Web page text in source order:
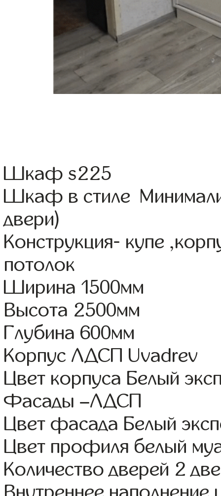
Шкаф s225
Шкаф в стиле
двери)
Конструкция- купе
потолок
Ширина 1500мм
Высота 2500мм
Глубина 600мм
Корпус ЛДСП Uvadrev
Цвет корпуса Белый
Фасады –ЛДСП
Цвет фасада Белый
Цвет профиля белый
Количество дверей 2